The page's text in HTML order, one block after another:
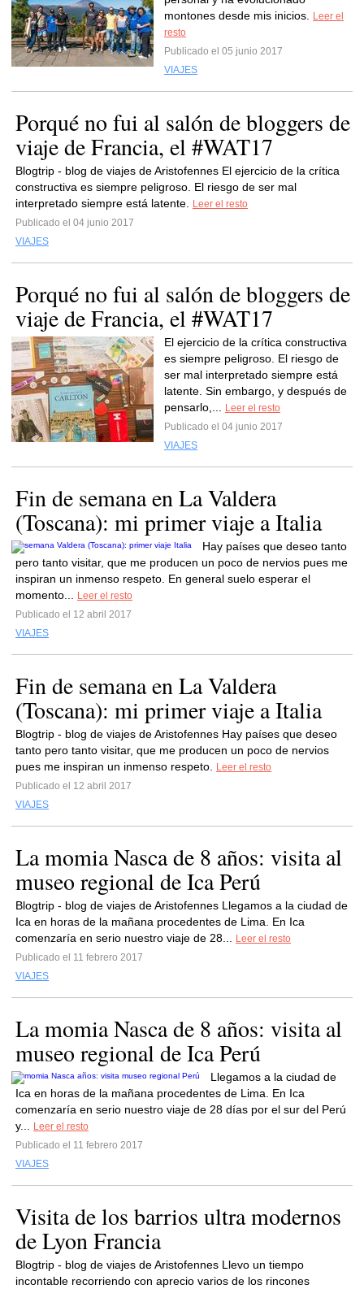
montones desde mis inicios.
Leer el
resto
Publicado el 05 junio 2017
VIAJES
Porqué no fui al salón de bloggers de
viaje de Francia, el #WAT17
Blogtrip - blog de viajes de Aristofennes El ejercicio de la crítica
constructiva es siempre peligroso. El riesgo de ser mal
interpretado siempre está latente.
Leer el resto
Publicado el 04 junio 2017
VIAJES
Porqué no fui al salón de bloggers de
viaje de Francia, el #WAT17
El ejercicio de la crítica constructiva
es siempre peligroso. El riesgo de
ser mal interpretado siempre está
latente. Sin embargo, y después de
pensarlo,...
Leer el resto
Publicado el 04 junio 2017
VIAJES
Fin de semana en La Valdera
(Toscana): mi primer viaje a Italia
Hay países que deseo tanto
pero tanto visitar, que me producen un poco de nervios pues me
inspiran un inmenso respeto. En general suelo esperar el
momento...
Leer el resto
Publicado el 12 abril 2017
VIAJES
Fin de semana en La Valdera
(Toscana): mi primer viaje a Italia
Blogtrip - blog de viajes de Aristofennes Hay países que deseo
tanto pero tanto visitar, que me producen un poco de nervios
pues me inspiran un inmenso respeto.
Leer el resto
Publicado el 12 abril 2017
VIAJES
La momia Nasca de 8 años: visita al
museo regional de Ica Perú
Blogtrip - blog de viajes de Aristofennes Llegamos a la ciudad de
Ica en horas de la mañana procedentes de Lima. En Ica
comenzaría en serio nuestro viaje de 28...
Leer el resto
Publicado el 11 febrero 2017
VIAJES
La momia Nasca de 8 años: visita al
museo regional de Ica Perú
Llegamos a la ciudad de
Ica en horas de la mañana procedentes de Lima. En Ica
comenzaría en serio nuestro viaje de 28 días por el sur del Perú
y...
Leer el resto
Publicado el 11 febrero 2017
VIAJES
Visita de los barrios ultra modernos
de Lyon Francia
Blogtrip - blog de viajes de Aristofennes Llevo un tiempo
incontable recorriendo con aprecio varios de los rincones